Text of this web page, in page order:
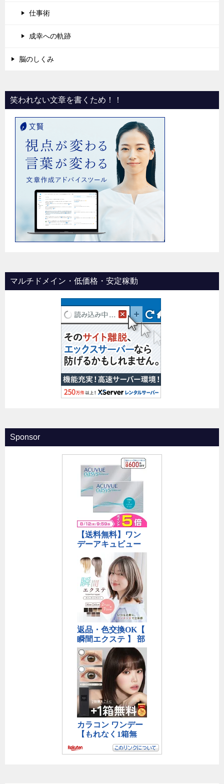
仕事術
成幸への軌跡
脳のしくみ
笑われない文章を書くため！！
マルチドメイン・低価格・安定稼動
Sponsor